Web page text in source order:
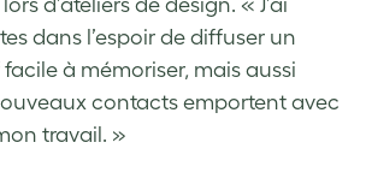
dans l’espoir de diffuser un
à mémoriser, mais aussi
contacts emportent avec
travail. »